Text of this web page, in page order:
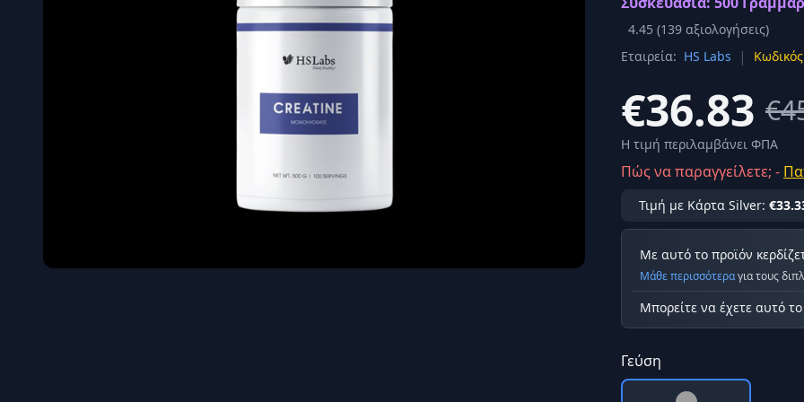
Όγκου
Διεγερτικά
Προβολή όλων των αποτελεσμάτων
4.45 (139 αξιολογήσεις)
Εταιρεία: HS Labs |
€36.83
Η τιμή περιλαμβάνει ΦΠΑ
Πώς να παραγγείλετε; -
Τιμή με Κάρτα Silver:
Με αυτό το προϊόν
Μάθε περισσότεραγια τους
Μπορείτε να έχετε αυτό
Γεύση
Σύνδεση
Εγγραφείτε εδώ